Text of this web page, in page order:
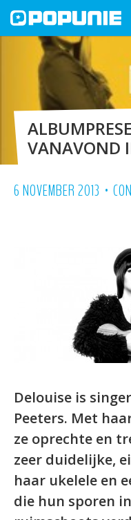
VANAVOND
6 NOVEMBER 2013 •
Delouise is
Peeters. Met
ze oprechte en
zeer duidelijke,
haar ukelele en
die hun sporen